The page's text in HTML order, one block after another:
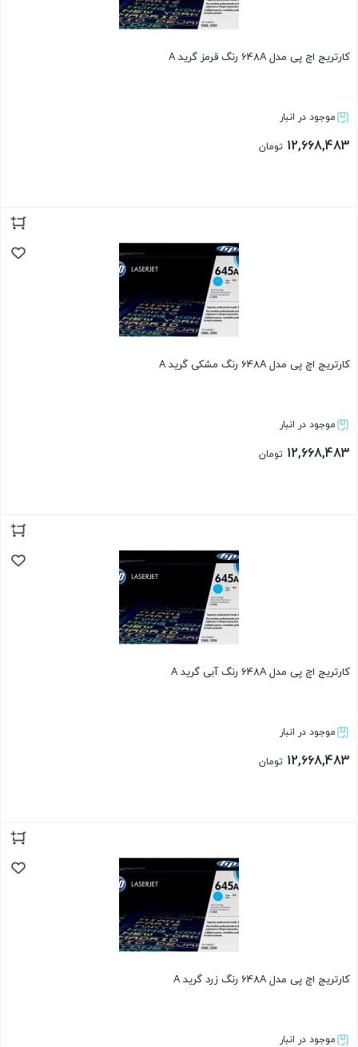
کارتریج اچ پی مدل 648A رنگ قرمز گرید A
موجود در انبار
12,668,483 تومان
کارتریج اچ پی مدل 648A رنگ مشکی گرید A
موجود در انبار
12,668,483 تومان
کارتریج اچ پی مدل 648A رنگ آبی گرید A
موجود در انبار
12,668,483 تومان
کارتریج اچ پی مدل 648A رنگ زرد گرید A
موجود در انبار